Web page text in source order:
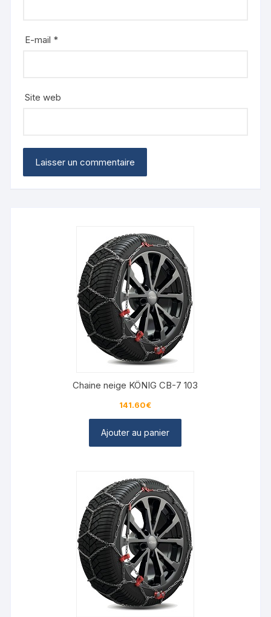
E-mail *
Site web
Chaine neige KÖNIG CB-7 103
141.60€
Ajouter au panier